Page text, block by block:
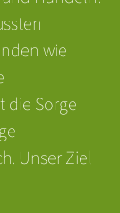
wie
die Sorge
Unser Ziel